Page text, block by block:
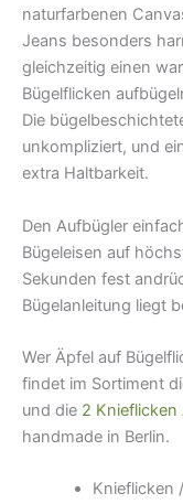
naturfarbenen
Jeans besonders
gleichzeitig einen
Bügelflicken
Die
unkompliziert, und
extra Haltbarkeit.
Den Aufbügler
Bügeleisen auf
Sekunden fest
Bügelanleitung liegt
Wer Äpfel auf
findet im Sortiment
und die 2
handmade in Berlin.
Knieflicken